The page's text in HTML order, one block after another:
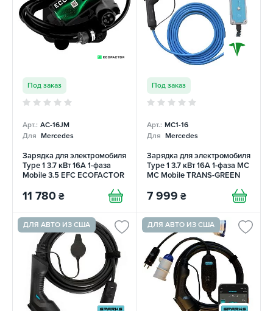
Под заказ
Арт.: AC-16JM
Для Mercedes
Зарядка для электромобиля
Type 1 3.7 кВт 16А 1-фаза
Mobile 3.5 EFС ECOFACTOR
11 780 ₴
Под заказ
Арт.: MC1-16
Для Mercedes
Зарядка для электромобиля
Type 1 3.7 кВт 16А 1-фаза MC
MC Mobile TRANS-GREEN
7 999 ₴
ДЛЯ АВТО ИЗ США ДЛЯ АВТО ИЗ США